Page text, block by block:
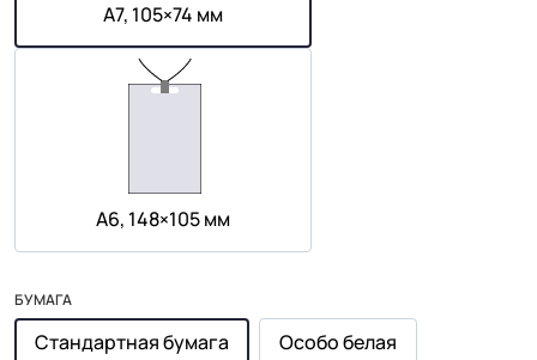
А7, 105×74 мм
А6, 148×105 мм
БУМАГА
Стандартная бумага Особо белая